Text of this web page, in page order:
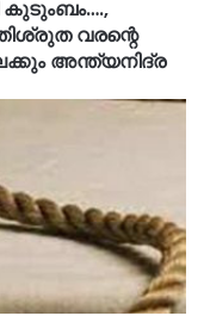
കുടുംബം….,
വരന്റെ
അന്ത്യനിദ്ര